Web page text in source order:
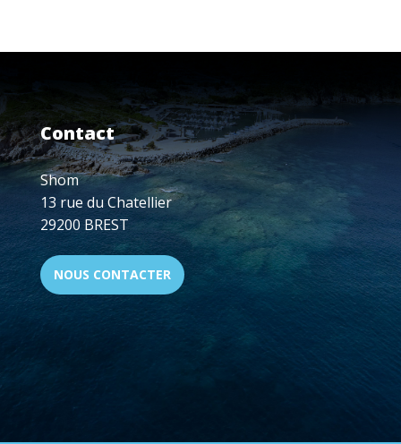
Contact
Shom
13 rue du Chatellier
29200 BREST
NOUS CONTACTER